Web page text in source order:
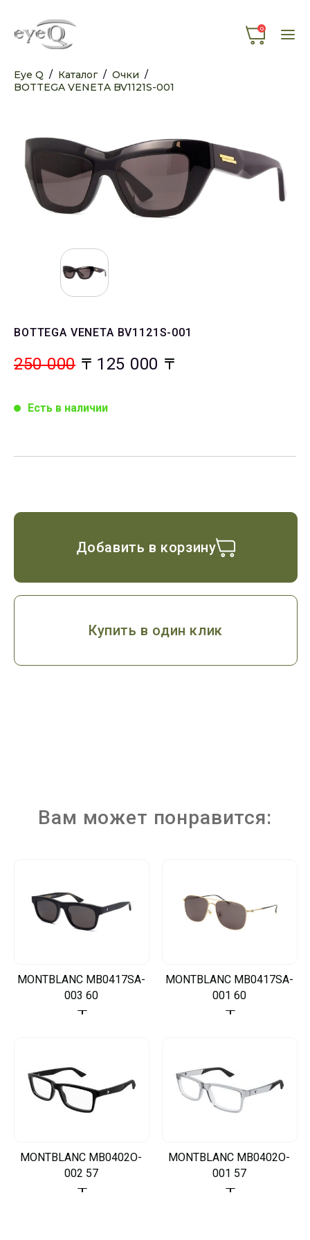
0
Eye Q / Каталог/ Очки /
BOTTEGA VENETA BV1121S-001
BOTTEGA VENETA BV1121S-001
250 000 125 000
Есть в наличии
Добавить в корзину
Купить в один клик
Вам может понравится:
MONTBLANC MB0417SA-
003 60
MONTBLANC MB0417SA-
001 60
MONTBLANC MB0402O-
002 57
MONTBLANC MB0402O-
001 57